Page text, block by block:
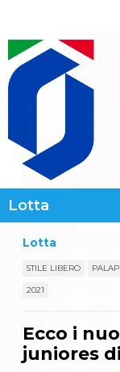
Norme e
Classifica
Lotta
STILE LIBERO
2021
Ecco i
juniores